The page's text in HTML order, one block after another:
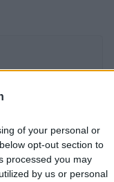
of your personal or
opt-out section to
processed you may
by us or personal